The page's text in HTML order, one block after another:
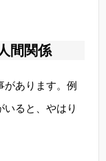
間関係
があります。例
いると、やはり